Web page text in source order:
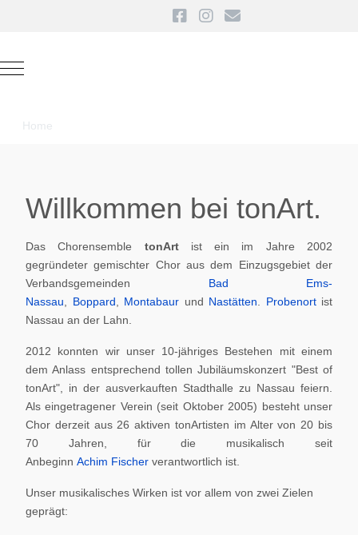
Mobile Menu Toggle
Home
Willkommen bei tonArt.
Das Chorensemble tonArt ist ein im Jahre 2002
gegründeter gemischter Chor aus dem Einzugsgebiet der
Verbandsgemeinden Bad Ems-
Nassau
Boppard Montabaur und Nastätten Probenortist
Nassau an der Lahn.
2012 konnten wir unser 10-jähriges Bestehen mit einem
dem Anlass entsprechend tollen Jubiläumskonzert "Best of
tonArt", in der ausverkauften Stadthalle zu Nassau feiern.
Als eingetragener Verein (seit Oktober 2005) besteht unser
Chor derzeit aus 26 aktiven tonArtisten im Alter von 20 bis
70 Jahren, für die musikalisch seit
Anbeginn Achim Fischer verantwortlich ist.
Unser musikalisches Wirken ist vor allem von zwei Zielen
geprägt: